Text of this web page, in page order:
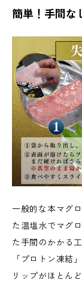
簡単！手間な
一般的な本マグ
た温塩水でマグ
た手間のかかる
「プロトン凍結
リップがほとん